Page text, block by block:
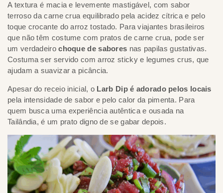
A textura é macia e levemente mastigável, com sabor
terroso da carne crua equilibrado pela acidez cítrica e pelo
toque crocante do arroz tostado. Para viajantes brasileiros
que não têm costume com pratos de carne crua, pode ser
um verdadeirochoque de sabores nas papilas gustativas.
Costuma ser servido com arroz sticky e legumes crus, que
ajudam a suavizar a picância.
Apesar do receio inicial, o Larb Dip é adorado pelos locais
pela intensidade de sabor e pelo calor da pimenta. Para
quem busca uma experiência autêntica e ousada na
Tailândia, é um prato digno de se gabar depois.